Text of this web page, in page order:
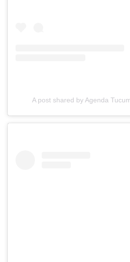
A post shared by Agenda